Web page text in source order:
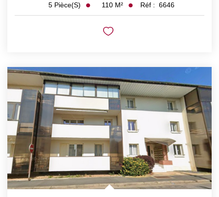
5 Pièce(s) 110 M² Réf : 6646